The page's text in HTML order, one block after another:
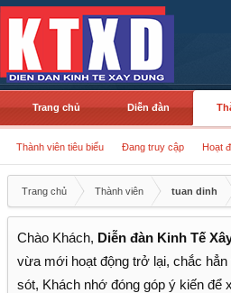
Trang chủ Diễn đàn
Thành viên tiêu biểu Đang truy cập Hoạt
Trang chủ Thành viên tuan dinh
Chào Khách, Diễn đàn Kinh Tế
vừa mới hoạt động trở lại, chắc hẳn
sót, Khách nhớ đóng góp ý kiến để